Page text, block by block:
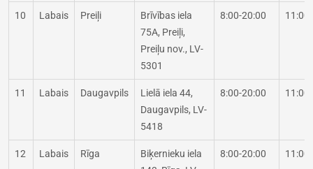
10 Labais Preiļi
Brīvības iela
75A, Preiļi,
Preiļu nov., LV-
5301
8:00-20:00
11 Labais Daugavpils
Lielā iela 44,
Daugavpils, LV-
5418
8:00-20:00
12 Labais Rīga
Biķernieku iela
8:00-20:00